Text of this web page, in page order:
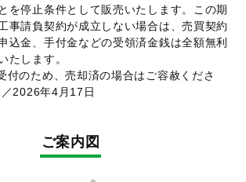
を停止条件として販売いたします。この期
事請負契約が成立しない場合は、売買契約
込金、手付金などの受領済金銭は全額無利
たします。
付のため、売却済の場合はご容赦くださ
2026年4月17日
ご案内図